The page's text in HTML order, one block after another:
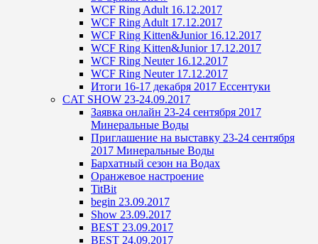
WCF Ring Adult 16.12.2017
WCF Ring Adult 17.12.2017
WCF Ring Kitten&Junior 16.12.2017
WCF Ring Kitten&Junior 17.12.2017
WCF Ring Neuter 16.12.2017
WCF Ring Neuter 17.12.2017
Итоги 16-17 декабря 2017 Ессентуки
CAT SHOW 23-24.09.2017
Заявка онлайн 23-24 сентября 2017
Минеральные Воды
Приглашение на выставку 23-24 сентября
2017 Минеральные Воды
Бархатный сезон на Водах
Оранжевое настроение
TitBit
begin 23.09.2017
Show 23.09.2017
BEST 23.09.2017
BEST 24.09.2017